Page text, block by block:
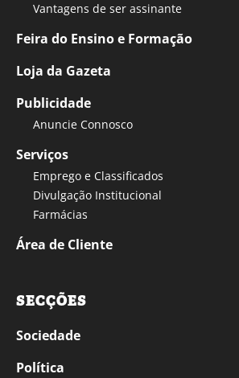
Vantagens de ser assinante
Feira do Ensino e Formação
Loja da Gazeta
Publicidade
Anuncie Connosco
Serviços
Emprego e Classificados
Divulgação Institucional
Farmácias
Área de Cliente
SECÇÕES
Sociedade
Política